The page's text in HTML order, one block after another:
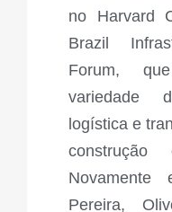
no Harvard
Brazil
Forum,
variedade
logística e
Pereira,